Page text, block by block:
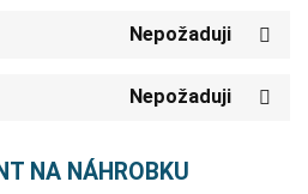
Nepožaduji
Nepožaduji
NA NÁHROBKU